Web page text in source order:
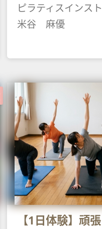
ピラティスインス
米谷 麻優
【1日体験】頑